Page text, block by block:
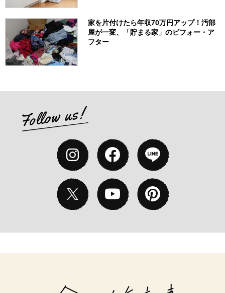
家を片付けたら年収70万円アップ！汚部
屋が一変、「貯まる家」のビフォー・ア
フター